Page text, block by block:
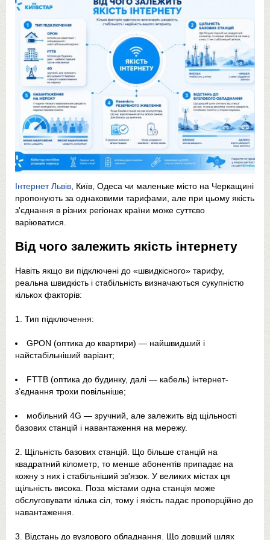
Інтернет Львів , Київ, Одеса чи маленьке місто на Черкащині
пропонують за однаковими тарифами, але при цьому якість
з'єднання в різних регіонах країни може суттєво
варіюватися.
Від чого залежить якість інтернету
Навіть якщо ви підключені до «швидкісного» тарифу,
реальна швидкість і стабільність визначаються сукупністю
кількох факторів:
1. Тип підключення:
GPON (оптика до квартири) — найшвидший і
найстабільніший варіант;
FTTB (оптика до будинку, далі — кабель) інтернет-
з’єднання трохи повільніше;
мобільний 4G — зручний, але залежить від щільності
базових станцій і навантаження на мережу.
2. Щільність базових станцій. Що більше станцій на
квадратний кілометр, то менше абонентів припадає на
кожну з них і стабільніший зв'язок. У великих містах ця
щільність висока. Поза містами одна станція може
обслуговувати кілька сіл, тому і якість падає пропорційно до
навантаження.
3. Відстань до вузлового обладнання. Що довший шлях